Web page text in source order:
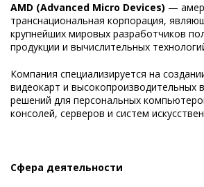
AMD (Advanced Micro Devices) —
транснациональная корпорация,
крупнейших мировых разработчиков
продукции и вычислительных
Компания специализируется на
видеокарт и высокопроизводительных
решений для персональных
консолей, серверов и систем
Сфера деятельности